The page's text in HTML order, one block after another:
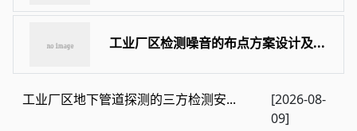
工业厂区检测噪音的布点方案设计及...
工业厂区地下管道探测的三方检测安...
[2026-08-
09]